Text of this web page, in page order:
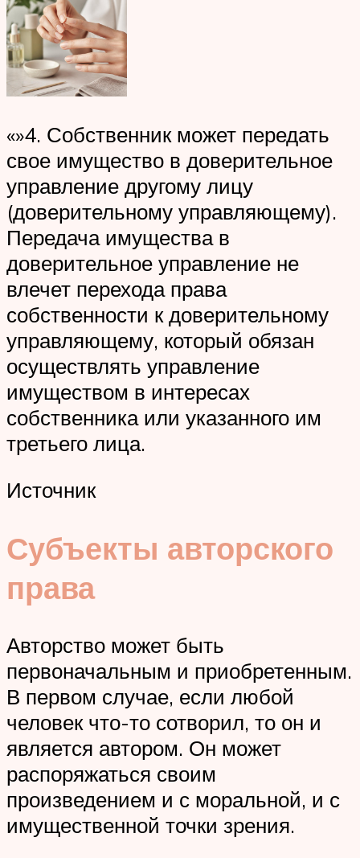
«»4. Собственник может передать
свое имущество в доверительное
управление другому лицу
(доверительному управляющему).
Передача имущества в
доверительное управление не
влечет перехода права
собственности к доверительному
управляющему, который обязан
осуществлять управление
имуществом в интересах
собственника или указанного им
третьего лица.
Источник
Субъекты авторского
права
Авторство может быть
первоначальным и приобретенным.
В первом случае, если любой
человек что-то сотворил, то он и
является автором. Он может
распоряжаться своим
произведением и с моральной, и с
имущественной точки зрения.